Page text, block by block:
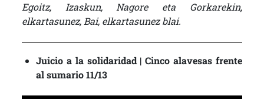
Egoitz, Izaskun, Nagore eta Gorkarekin,
elkartasunez, Bai, elkartasunez blai.
Juicio a la solidaridad | Cinco alavesas frente
al sumario 11/13